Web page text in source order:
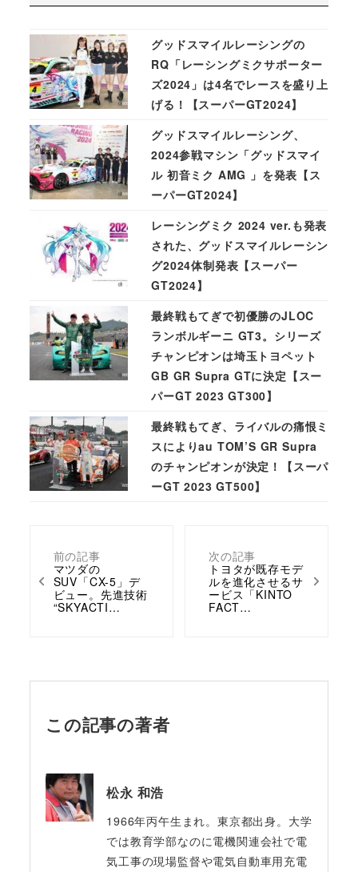
前の記事
マツダの
SUV「CX-5」デ
ビュー。先進技術
“SKYACTI…
次の記事
トヨタが既存モデ
ルを進化させるサ
ービス「KINTO
FACT…
グッドスマイルレーシングの
RQ「レーシングミクサポーター
ズ2024」は4名でレースを盛り上
げる！【スーパーGT2024】
グッドスマイルレーシング、
2024参戦マシン「グッドスマイ
ル 初音ミク AMG 」を発表【ス
ーパーGT2024】
レーシングミク 2024 ver.も発表
された、グッドスマイルレーシン
グ2024体制発表【スーパー
GT2024】
最終戦もてぎで初優勝のJLOC
ランボルギーニ GT3。シリーズ
チャンピオンは埼玉トヨペット
GB GR Supra GTに決定【スー
パーGT 2023 GT300】
最終戦もてぎ、ライバルの痛恨ミ
スによりau TOM’S GR Supra
のチャンピオンが決定！【スーパ
ーGT 2023 GT500】
この記事の著者
松永 和浩
1966年丙午生まれ。東京都出身。大学
では教育学部なのに電機関連会社で電
気工事の現場監督や電気自動車用充電